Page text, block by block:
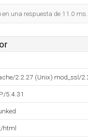
una respuesta de 11.0 ms.
2.2.27 (Unix) mod_ssl/
5.4.31
html